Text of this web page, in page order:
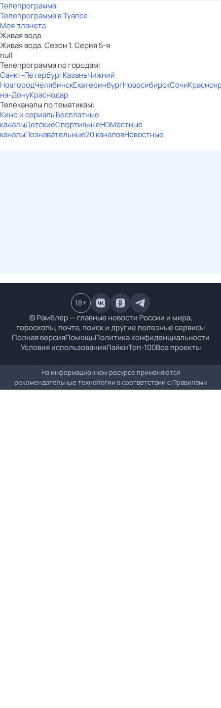
Телепрограмма
Телепрограмма в Туапсе
Моя планета
Живая вода
Живая вода. Сезон 1. Серия 5-я
null
Телепрограмма по городам:
Санкт-ПетербургКазаньНижний
НовгородЧелябинскЕкатеринбургНовосибирскСочи
на-ДонуКраснодар
Телеканалы по тематикам:
Кино и сериалыБесплатные
каналыДетскиеСпортивныеHDМестные
каналыПознавательные20 каналовНовостные
© Рамблер — главные новости России и мира,
гороскопы, почта, поиск и другие полезные сервисы
Полная версияПомощьПолитика конфиденциальности
Условия использованияЛайкиТоп-100Все проекты
18+
На информационном ресурсе применяются
рекомендательные технологии в соответствии с Правилами